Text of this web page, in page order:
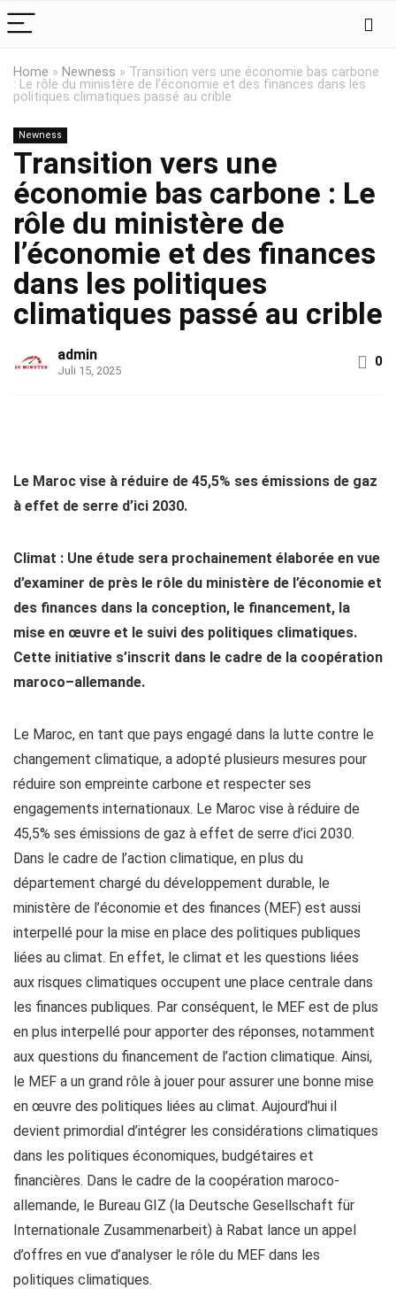
Home » Newness » Transition vers une économie bas carbone
: Le rôle du ministère de l’économie et des finances dans les
politiques climatiques passé au crible
Newness
Transition vers une
économie bas carbone : Le
rôle du ministère de
l’économie et des finances
dans les politiques
climatiques passé au crible
admin
Juli 15, 2025
0
Le Maroc vise à réduire de 45,5% ses émissions de gaz
à effet de serre d’ici 2030.
Climat : Une étude sera prochainement élaborée en vue
d’examiner de près le rôle du ministère de l’économie et
des finances dans la conception, le financement, la
mise en œuvre et le suivi des politiques climatiques.
Cette initiative s’inscrit dans le cadre de la coopération
maroco–allemande.
Le Maroc, en tant que pays engagé dans la lutte contre le
changement climatique, a adopté plusieurs mesures pour
réduire son empreinte carbone et respecter ses
engagements internationaux. Le Maroc vise à réduire de
45,5% ses émissions de gaz à effet de serre d’ici 2030.
Dans le cadre de l’action climatique, en plus du
département chargé du développement durable, le
ministère de l’économie et des finances (MEF) est aussi
interpellé pour la mise en place des politiques publiques
liées au climat. En effet, le climat et les questions liées
aux risques climatiques occupent une place centrale dans
les finances publiques. Par conséquent, le MEF est de plus
en plus interpellé pour apporter des réponses, notamment
aux questions du financement de l’action climatique. Ainsi,
le MEF a un grand rôle à jouer pour assurer une bonne mise
en œuvre des politiques liées au climat. Aujourd’hui il
devient primordial d’intégrer les considérations climatiques
dans les politiques économiques, budgétaires et
financières. Dans le cadre de la coopération maroco-
allemande, le Bureau GIZ (la Deutsche Gesellschaft für
Internationale Zusammenarbeit) à Rabat lance un appel
d’offres en vue d’analyser le rôle du MEF dans les
politiques climatiques.